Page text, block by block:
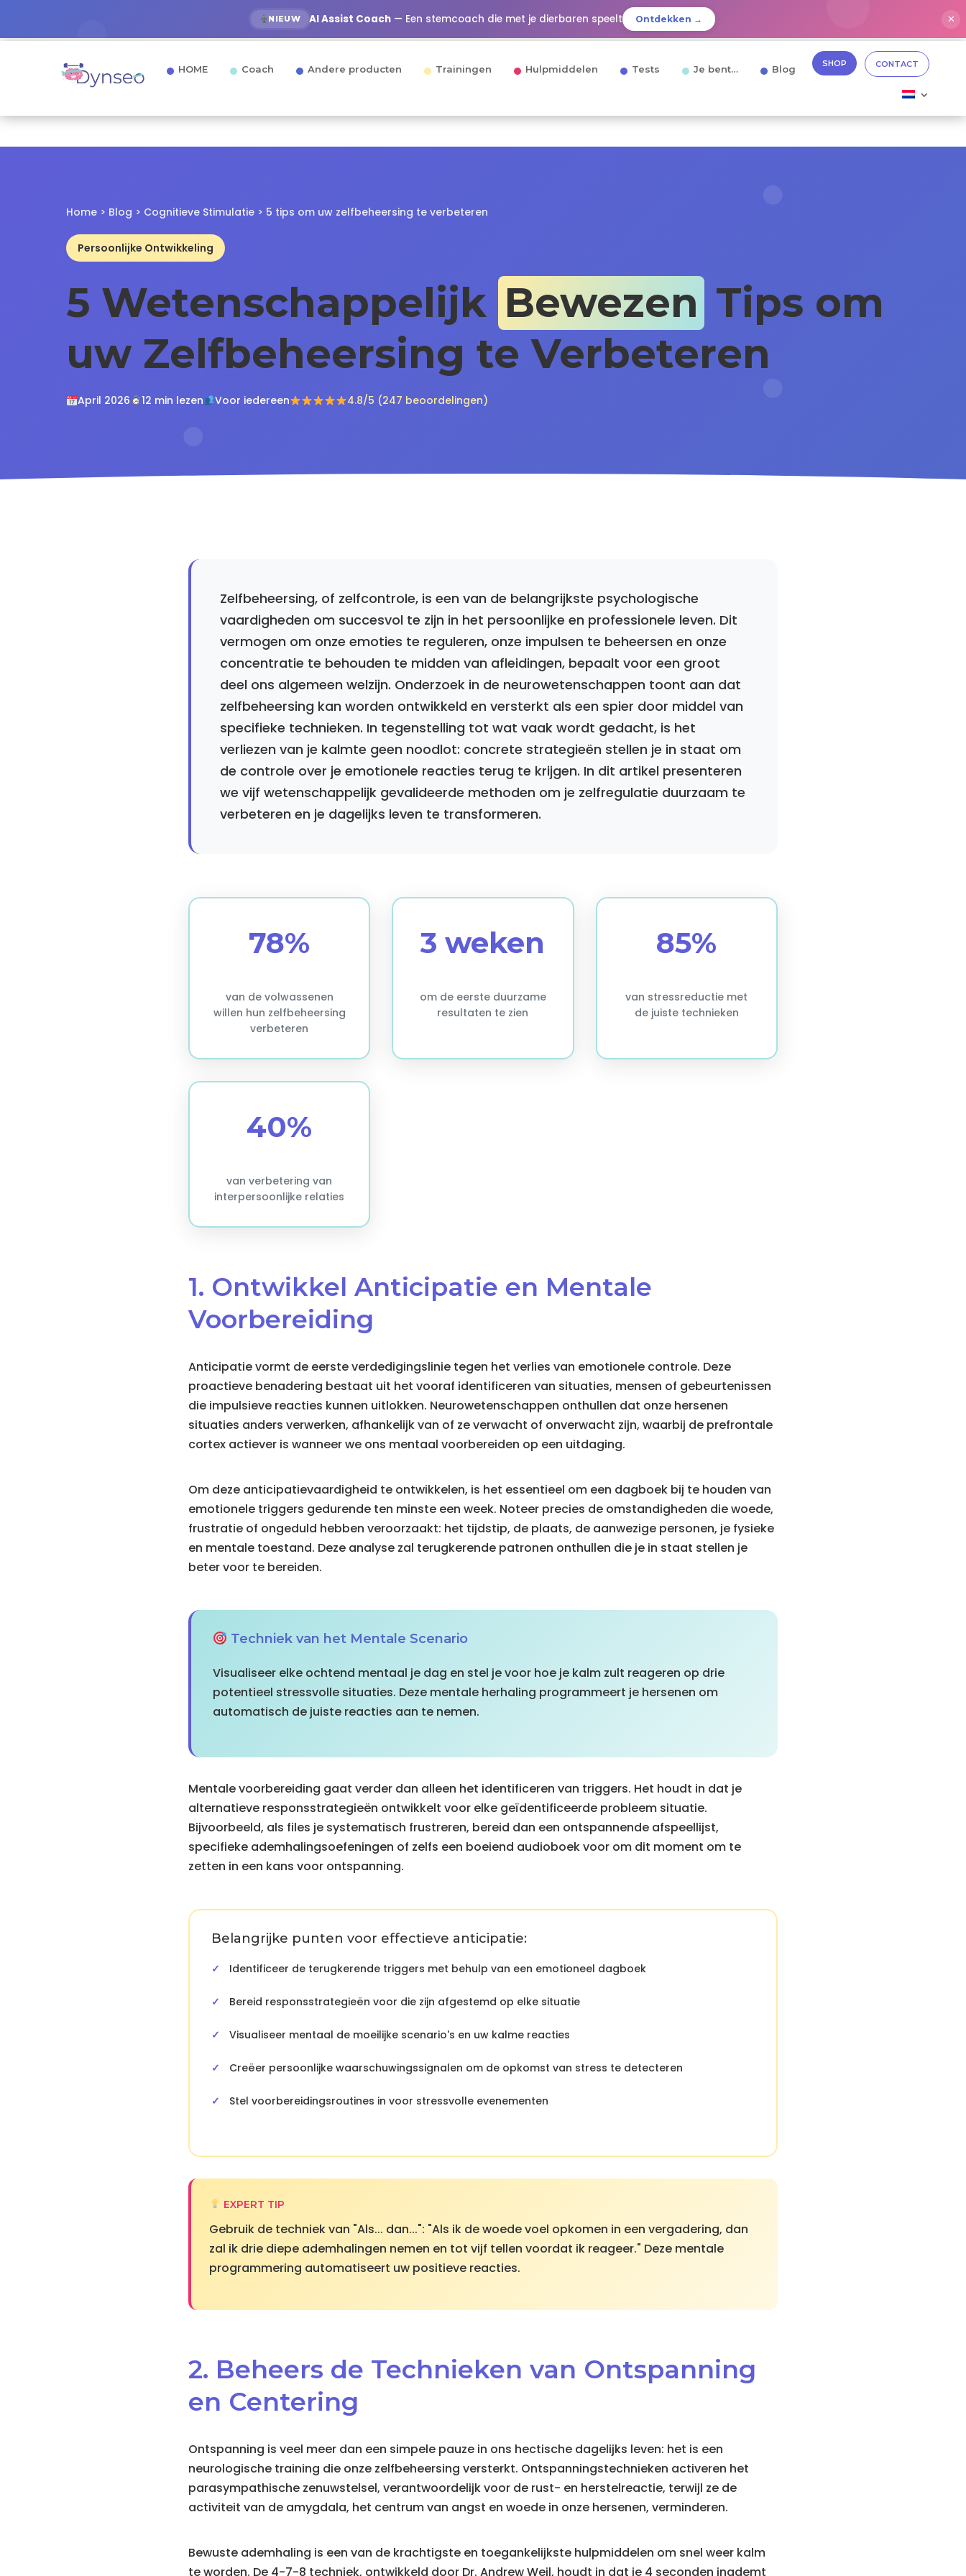
NIEUW AI Assist Coach — Een stemcoach die met je dierbaren speelt Ontdekken → ✕
HOME Coach Andere producten Trainingen Hulpmiddelen Tests Je bent… Blog SHOP CONTACT
Home > Blog > Cognitieve Stimulatie > 5 tips om uw zelfbeheersing te verbeteren
Persoonlijke Ontwikkeling
5 Wetenschappelijk Bewezen Tips om
uw Zelfbeheersing te Verbeteren
April 2026 12 min lezen Voor iedereen 4.8/5 (247 beoordelingen)
Zelfbeheersing, of zelfcontrole, is een van de belangrijkste psychologische
vaardigheden om succesvol te zijn in het persoonlijke en professionele leven. Dit
vermogen om onze emoties te reguleren, onze impulsen te beheersen en onze
concentratie te behouden te midden van afleidingen, bepaalt voor een groot
deel ons algemeen welzijn. Onderzoek in de neurowetenschappen toont aan dat
zelfbeheersing kan worden ontwikkeld en versterkt als een spier door middel van
specifieke technieken. In tegenstelling tot wat vaak wordt gedacht, is het
verliezen van je kalmte geen noodlot: concrete strategieën stellen je in staat om
de controle over je emotionele reacties terug te krijgen. In dit artikel presenteren
we vijf wetenschappelijk gevalideerde methoden om je zelfregulatie duurzaam te
verbeteren en je dagelijks leven te transformeren.
78%
van de volwassenen
willen hun zelfbeheersing
verbeteren
3 weken
om de eerste duurzame
resultaten te zien
85%
van stressreductie met
de juiste technieken
40%
van verbetering van
interpersoonlijke relaties
1. Ontwikkel Anticipatie en Mentale
Voorbereiding
Anticipatie vormt de eerste verdedigingslinie tegen het verlies van emotionele controle. Deze
proactieve benadering bestaat uit het vooraf identificeren van situaties, mensen of gebeurtenissen
die impulsieve reacties kunnen uitlokken. Neurowetenschappen onthullen dat onze hersenen
situaties anders verwerken, afhankelijk van of ze verwacht of onverwacht zijn, waarbij de prefrontale
cortex actiever is wanneer we ons mentaal voorbereiden op een uitdaging.
Om deze anticipatievaardigheid te ontwikkelen, is het essentieel om een dagboek bij te houden van
emotionele triggers gedurende ten minste een week. Noteer precies de omstandigheden die woede,
frustratie of ongeduld hebben veroorzaakt: het tijdstip, de plaats, de aanwezige personen, je fysieke
en mentale toestand. Deze analyse zal terugkerende patronen onthullen die je in staat stellen je
beter voor te bereiden.
Techniek van het Mentale Scenario
Visualiseer elke ochtend mentaal je dag en stel je voor hoe je kalm zult reageren op drie
potentieel stressvolle situaties. Deze mentale herhaling programmeert je hersenen om
automatisch de juiste reacties aan te nemen.
Mentale voorbereiding gaat verder dan alleen het identificeren van triggers. Het houdt in dat je
alternatieve responsstrategieën ontwikkelt voor elke geïdentificeerde probleem situatie.
Bijvoorbeeld, als files je systematisch frustreren, bereid dan een ontspannende afspeellijst,
specifieke ademhalingsoefeningen of zelfs een boeiend audioboek voor om dit moment om te
zetten in een kans voor ontspanning.
Belangrijke punten voor effectieve anticipatie:
Identificeer de terugkerende triggers met behulp van een emotioneel dagboek
Bereid responsstrategieën voor die zijn afgestemd op elke situatie
Visualiseer mentaal de moeilijke scenario's en uw kalme reacties
Creëer persoonlijke waarschuwingssignalen om de opkomst van stress te detecteren
Stel voorbereidingsroutines in voor stressvolle evenementen
EXPERT TIP
Gebruik de techniek van "Als... dan...": "Als ik de woede voel opkomen in een vergadering, dan
zal ik drie diepe ademhalingen nemen en tot vijf tellen voordat ik reageer." Deze mentale
programmering automatiseert uw positieve reacties.
2. Beheers de Technieken van Ontspanning
en Centering
Ontspanning is veel meer dan een simpele pauze in ons hectische dagelijks leven: het is een
neurologische training die onze zelfbeheersing versterkt. Ontspanningstechnieken activeren het
parasympathische zenuwstelsel, verantwoordelijk voor de rust- en herstelreactie, terwijl ze de
activiteit van de amygdala, het centrum van angst en woede in onze hersenen, verminderen.
Bewuste ademhaling is een van de krachtigste en toegankelijkste hulpmiddelen om snel weer kalm
te worden. De 4-7-8 techniek, ontwikkeld door Dr. Andrew Weil, houdt in dat je 4 seconden inademt